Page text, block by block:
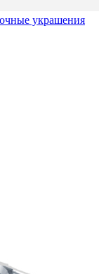
украшения